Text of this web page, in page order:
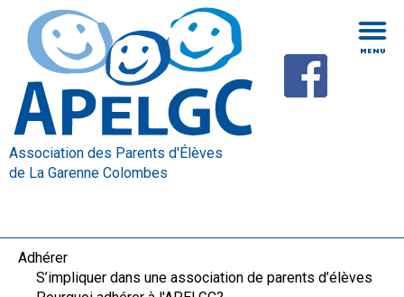
Association des Parents d'Élèves
de La Garenne Colombes
Adhérer
S’impliquer dans une association de parents d’élèves